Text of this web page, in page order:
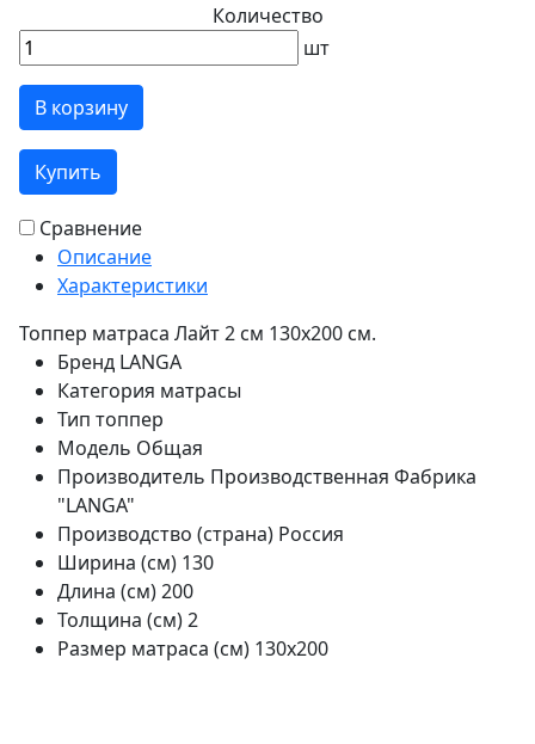
Количество
шт
В корзину
Купить
Сравнение
Описание
Характеристики
Топпер матраса Лайт 2 см 130х200 см.
Бренд LANGA
Категория матрасы
Тип топпер
Модель Общая
Производитель Производственная Фабрика
"LANGA"
Производство (страна) Россия
Ширина (см) 130
Длина (см)200
Толщина (см)2
Размер матраса (см) 130х200